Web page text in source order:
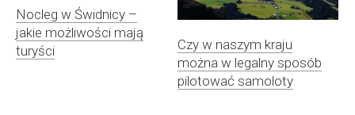
Nocleg w Świdnicy –
jakie możliwości mają
turyści
Czy w naszym kraju
można w legalny sposób
pilotować samoloty